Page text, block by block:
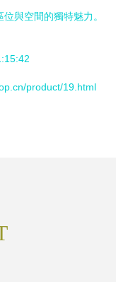
與空間的獨特魅力。
product/19.html